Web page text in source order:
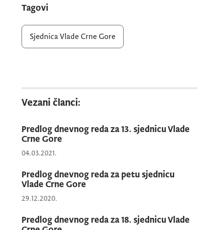
Tagovi
Sjednica Vlade Crne Gore
Vezani članci:
Predlog dnevnog reda za 13. sjednicu Vlade
Crne Gore
04.03.2021.
Predlog dnevnog reda za petu sjednicu
Vlade Crne Gore
29.12.2020.
Predlog dnevnog reda za 18. sjednicu Vlade